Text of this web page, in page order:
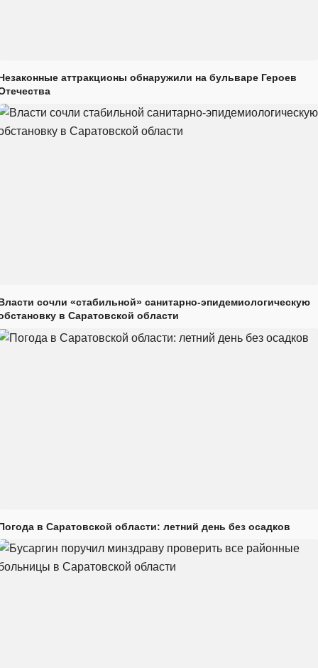
аттракционы обнаружили на бульваре Героев
сочли «стабильной» санитарно-эпидемиологическую
в Саратовской области
в Саратовской области: летний день без осадков